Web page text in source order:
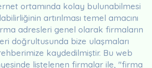
ortamında kolay bulunabilmesi
artırılması temel amacını
adresleri genel olarak firmaların
doğrultusunda bize ulaşmaları
kaydedilmiştir. Bu web
listelenen firmalar ile, "firma